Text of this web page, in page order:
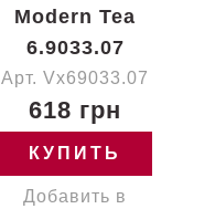
Modern Tea
6.9033.07
Арт. Vx69033.07
618 грн
КУПИТЬ
Добавить в